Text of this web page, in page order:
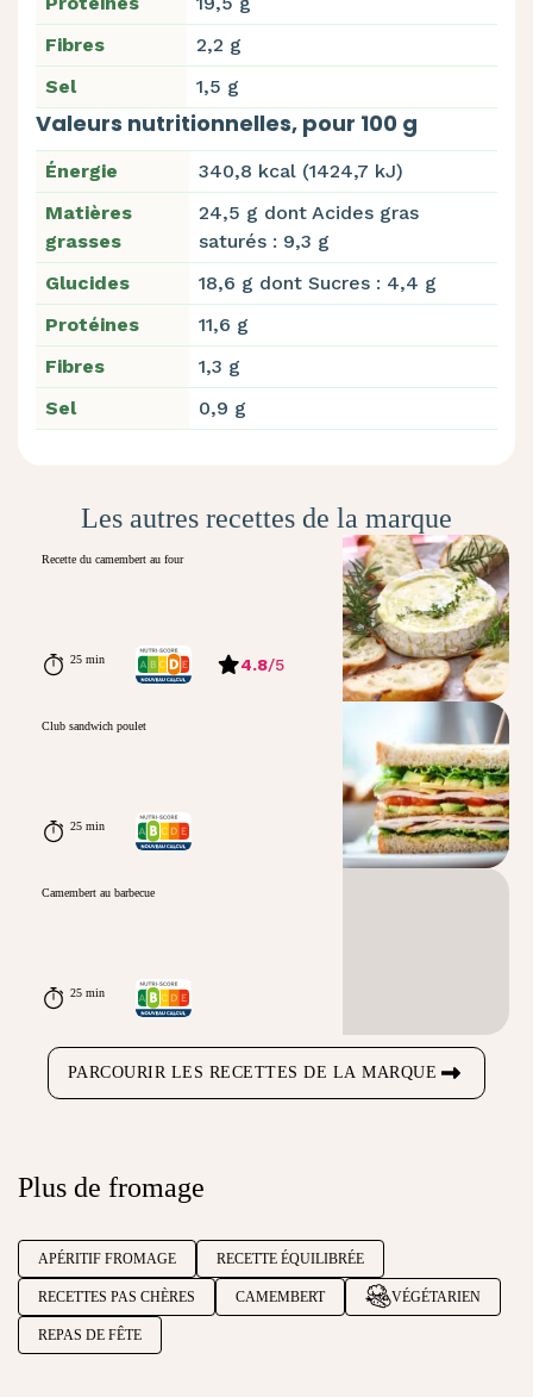
Fibres
2,2 g
Sel
1,5 g
Valeurs nutritionnelles, pour 100 g
Énergie
340,8 kcal (1424,7 kJ)
Matières
grasses
24,5 g dont Acides gras
saturés : 9,3 g
Glucides
18,6 g dont Sucres : 4,4 g
Protéines
11,6 g
Fibres
1,3 g
Sel
0,9 g
Les autres recettes de la marque
Recette du camembert au four
25 min 4.8/5
Club sandwich poulet
25 min
Camembert au barbecue
25 min
PARCOURIR LES RECETTES DE LA MARQUE
Plus de fromage
APÉRITIF FROMAGE RECETTE ÉQUILIBRÉE
RECETTES PAS CHÈRES CAMEMBERT VÉGÉTARIEN
REPAS DE FÊTE